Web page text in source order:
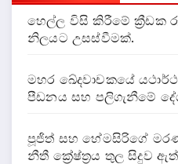
හෙල්ල විසි කිරීමේ ක්‍රීඩක
නිලයට උසස්වීමක්.
මහර ඛේදවාචකයේ
පීඩනය සහ පලිගැනීමේ
පූජිත් සහ හේමසිරිගේ
නීතී ක්‍රේෂ්ත්‍රය තුල සිදුව